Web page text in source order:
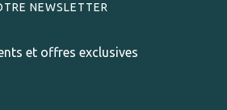
NEWSLETTER
et offres exclusives